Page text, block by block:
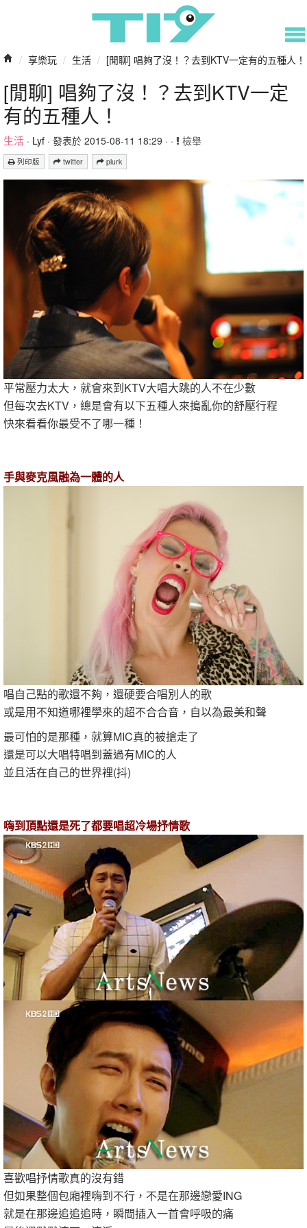
/ 享樂玩 / 生活 / [閒聊] 唱夠了沒！？去到KTV一定有的五種人！
[閒聊] 唱夠了沒！？去到KTV一定
有的五種人！
生活 · Lyf · 發表於 2015-08-11 18:29 · · 檢舉
列印版 twitter plurk
平常壓力太大，就會來到KTV大唱大跳的人不在少數
但每次去KTV，總是會有以下五種人來搗亂你的舒壓行程
快來看看你最受不了哪一種！
手與麥克風融為一體的人
唱自己點的歌還不夠，還硬要合唱別人的歌
或是用不知道哪裡學來的超不合合音，自以為最美和聲
最可怕的是那種，就算MIC真的被搶走了
還是可以大唱特唱到蓋過有MIC的人
並且活在自己的世界裡(抖)
嗨到頂點還是死了都要唱超冷場抒情歌
喜歡唱抒情歌真的沒有錯
但如果整個包廂裡嗨到不行，不是在那邊戀愛ING
就是在那邊追追追時，瞬間插入一首會呼吸的痛